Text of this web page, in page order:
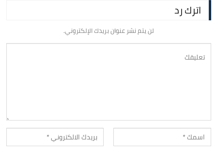
اترك رد
لن يتم نشر عنوان بريدك الإلكتروني.